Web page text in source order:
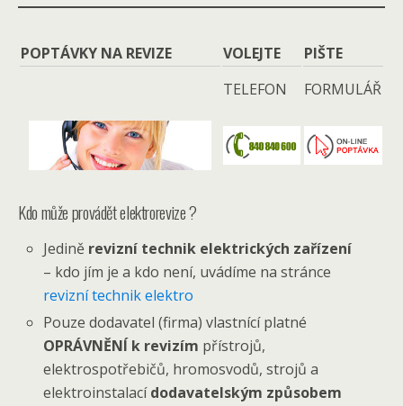
POPTÁVKY NA REVIZE VOLEJTE
PIŠTE
TELEFON
FORMULÁŘ
Kdo může provádět elektrorevize ?
Jedině revizní technik elektrických zařízení
– kdo jím je a kdo není, uvádíme na stránce
revizní technik elektro
Pouze dodavatel (firma) vlastnící platné
OPRÁVNĚNÍ k revizím přístrojů,
elektrospotřebičů, hromosvodů, strojů a
elektroinstalacídodavatelským způsobem